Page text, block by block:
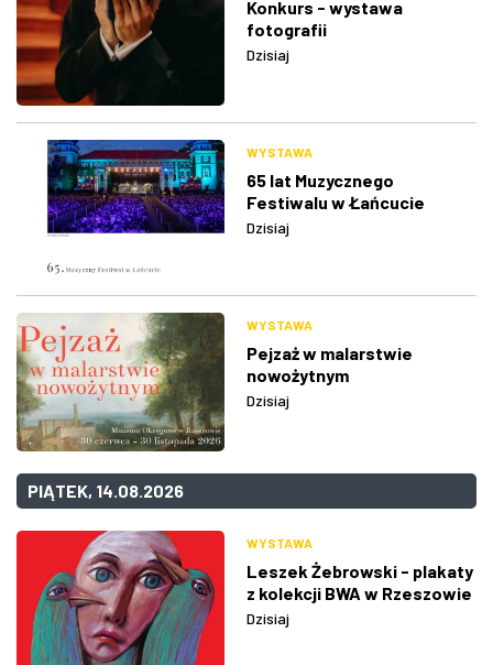
Konkurs - wystawa
fotografii
Dzisiaj
WYSTAWA
65 lat Muzycznego
Festiwalu w Łańcucie
Dzisiaj
WYSTAWA
Pejzaż w malarstwie
nowożytnym
Dzisiaj
PIĄTEK, 14.08.2026
WYSTAWA
Leszek Żebrowski - plakaty
z kolekcji BWA w Rzeszowie
Dzisiaj